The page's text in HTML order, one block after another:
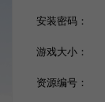
安装密码：
游戏大小：
资源编号：